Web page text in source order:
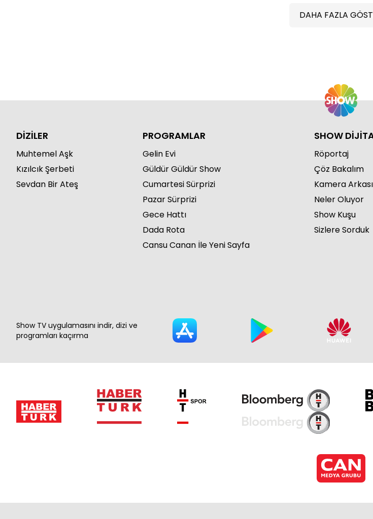
DAHA FAZLA
DİZİLER
Muhtemel Aşk
Kızılcık Şerbeti
Sevdan Bir Ateş
PROGRAMLAR
Gelin Evi
Güldür Güldür Show
Cumartesi Sürprizi
Pazar Sürprizi
Gece Hattı
Dada Rota
Cansu Canan İle Yeni Sayfa
SHOW
Röportaj
Çöz Bakalım
Kamera Arkası
Neler Oluyor
Show Kuşu
Sizlere Sorduk
Show TV uygulamasını indir, dizi ve
programları kaçırma